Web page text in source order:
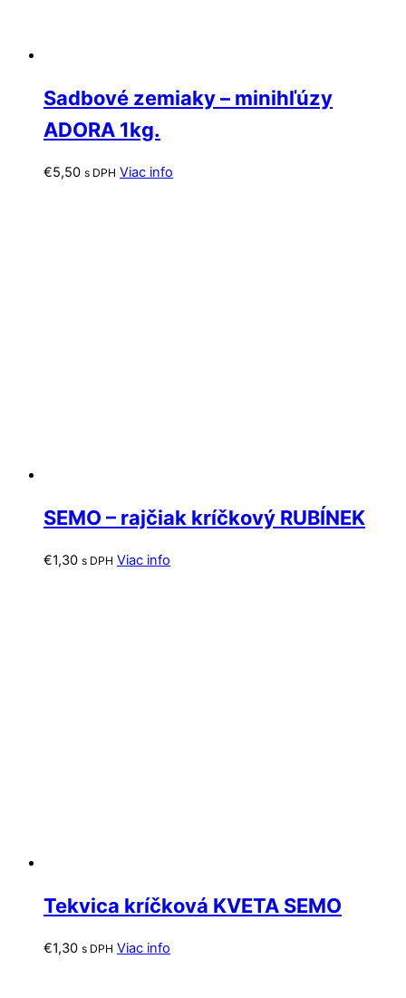
Sadbové zemiaky – minihľúzy
ADORA 1kg.
€5,50 s DPH Viac info
SEMO – rajčiak kríčkový RUBÍNEK
€1,30 s DPH Viac info
Tekvica kríčková KVETA SEMO
€1,30 s DPH Viac info